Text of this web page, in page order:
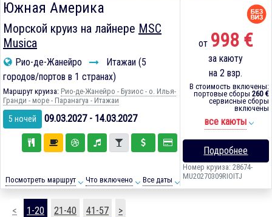
Южная Америка
Морской круиз на лайнере MSC
Musica
Рио-де-Жанейро
Итажаи (5
городов/портов в 1 странах)
Маршрут круиза: Рио-де-Жанейро - Бузиос - о. Илья-
Гранди - море - Паранагуа - Итажаи
5 ночей 09.03.2027 - 14.03.2027
Посмотреть маршрут Что включено Все даты
от 998 €
за каюту
на 2 взр.
В стоимость включены:
портовые сборы 260 €
сервисные сборы
включены
все каюты
Подробнее
Номер круиза: 28674-
MU20270309RIOITJ
< 1-20 21-40 41-57 >